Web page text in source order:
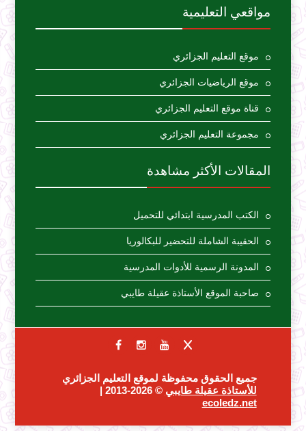
مواقعي التعليمية
موقع التعليم الجزائري
موقع الرياضيات الجزائري
قناة موقع التعليم الجزائري
مجموعة التعليم الجزائري
المقالات الأكثر مشاهدة
الكتب المدرسية ابتدائي للتحميل
الحقيبة الشاملة للتحضير للبكالوريا
المدونة الرسمية للأدوات المدرسية
صاحبة الموقع الأستاذة عقيلة طايبي
جميع الحقوق محفوظة لموقع التعليم الجزائري
للأستاذة عقيلة طايبي © 2026-2013 |
ecoledz.net